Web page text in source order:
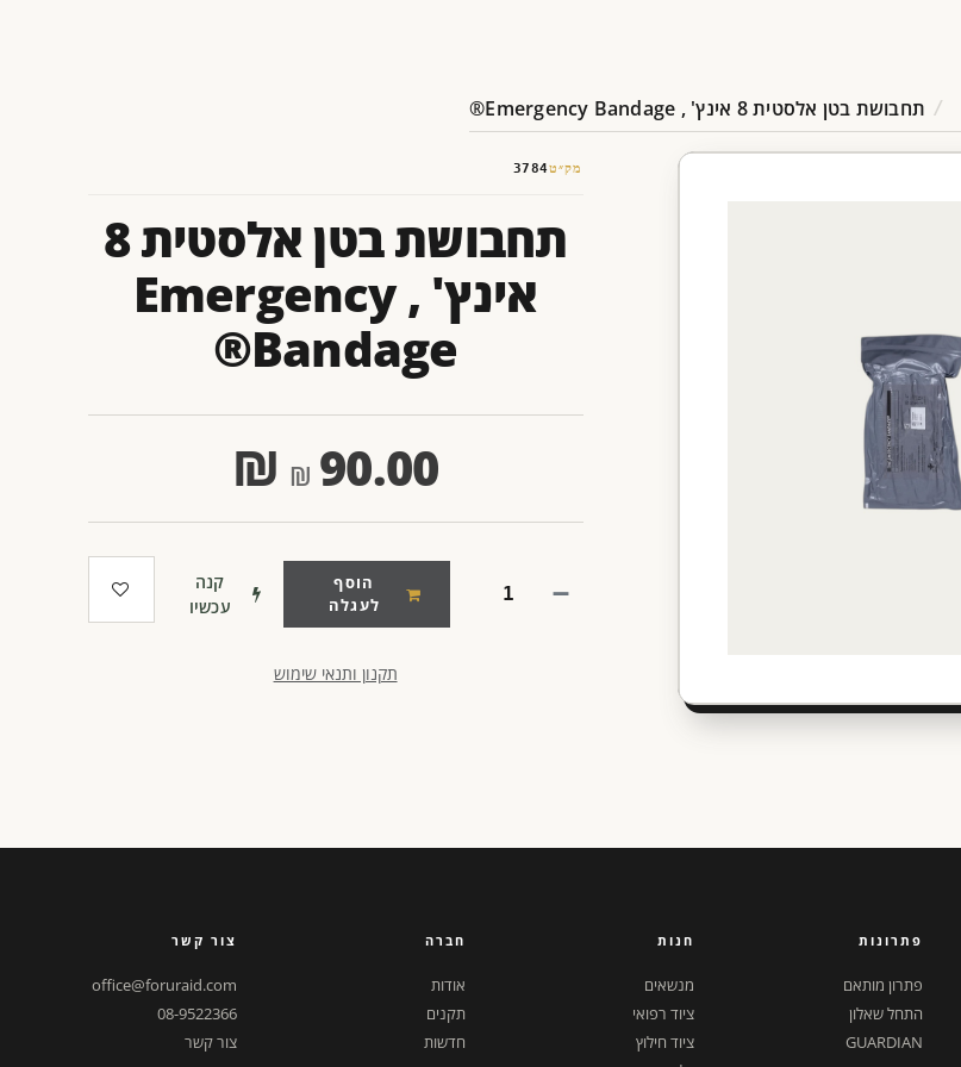
תחבושת בטן אלסטית 8 אינץ' , Emergency Bandage®
מק״ט3784
תחבושת בטן אלסטית 8
אינץ' , Emergency
Bandage®
90.00
₪
הוסף
לעגלה
קנה
עכשיו
תקנון ותנאי שימוש
פתרונות
פתרון מותאם
התחל שאלון
GUARDIAN
חנות
מנשאים
ציוד רפואי
ציוד חילוץ
חברה
אודות
תקנים
חדשות
צור קשר
office@foruraid.com
08-9522366
צור קשר